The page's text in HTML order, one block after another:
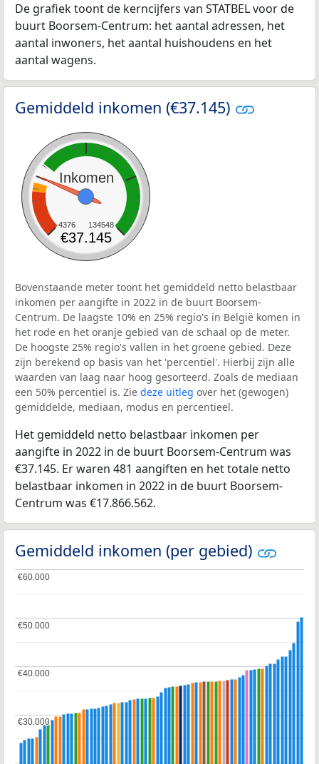
De grafiek toont de kerncijfers van STATBEL voor de
buurt Boorsem-Centrum: het aantal adressen, het
aantal inwoners, het aantal huishoudens en het
aantal wagens.
Gemiddeld inkomen (€37.145)
Inkomen
4376 134548
€37.145
Bovenstaande meter toont het gemiddeld netto belastbaar
inkomen per aangifte in 2022 in de buurt Boorsem-
Centrum. De laagste 10% en 25% regio's in België komen in
het rode en het oranje gebied van de schaal op de meter.
De hoogste 25% regio's vallen in het groene gebied. Deze
zijn berekend op basis van het 'percentiel'. Hierbij zijn alle
waarden van laag naar hoog gesorteerd. Zoals de mediaan
een 50% percentiel is. Zie deze uitleg over het (gewogen)
gemiddelde, mediaan, modus en percentieel.
Het gemiddeld netto belastbaar inkomen per
aangifte in 2022 in de buurt Boorsem-Centrum was
€37.145. Er waren 481 aangiften en het totale netto
belastbaar inkomen in 2022 in de buurt Boorsem-
Centrum was €17.866.562.
Gemiddeld inkomen (per gebied)
€30.000
€30.000
€40.000
€40.000
€50.000
€50.000
€60.000
€60.000